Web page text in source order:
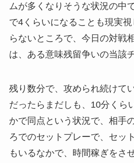
ムが多くなりそうな状況の中
で4くらいになることも現実
らないところで、今日の対戦
は、ある意味残留争いの当該
残り数分で、攻められ続けて
だったらまだしも、10分くら
かで同点という状況で、相手
ろでのセットプレーで、セッ
もいるなかで、時間稼ぎをさせ